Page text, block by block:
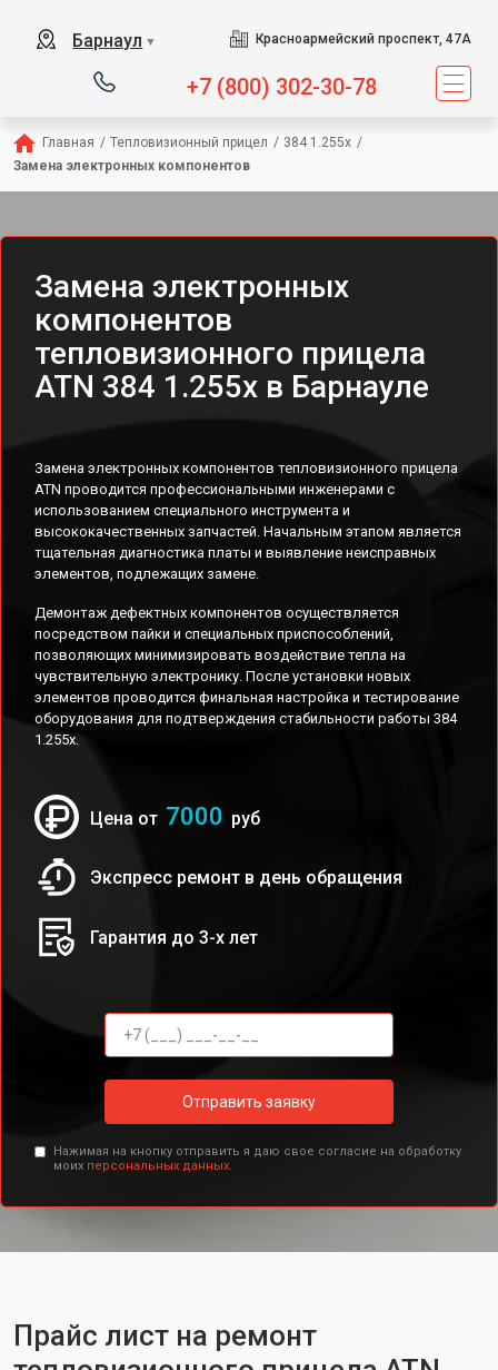
Барнаул ▼ Красноармейский проспект, 47А
+7 (800) 302-30-78
Главная / Тепловизионный прицел / 384 1.255x /
Замена электронных компонентов
Замена электронных
компонентов
тепловизионного прицела
ATN 384 1.255x в Барнауле
Замена электронных компонентов тепловизионного прицела
ATN проводится профессиональными инженерами с
использованием специального инструмента и
высококачественных запчастей. Начальным этапом является
тщательная диагностика платы и выявление неисправных
элементов, подлежащих замене.
Демонтаж дефектных компонентов осуществляется
посредством пайки и специальных приспособлений,
позволяющих минимизировать воздействие тепла на
чувствительную электронику. После установки новых
элементов проводится финальная настройка и тестирование
оборудования для подтверждения стабильности работы 384
1.255x.
Цена от 7000 руб
Экспресс ремонт в день обращения
Гарантия до 3-х лет
Отправить заявку
Нажимая на кнопку отправить я даю свое согласие на обработку
моих персональных данных.
Прайс лист на ремонт